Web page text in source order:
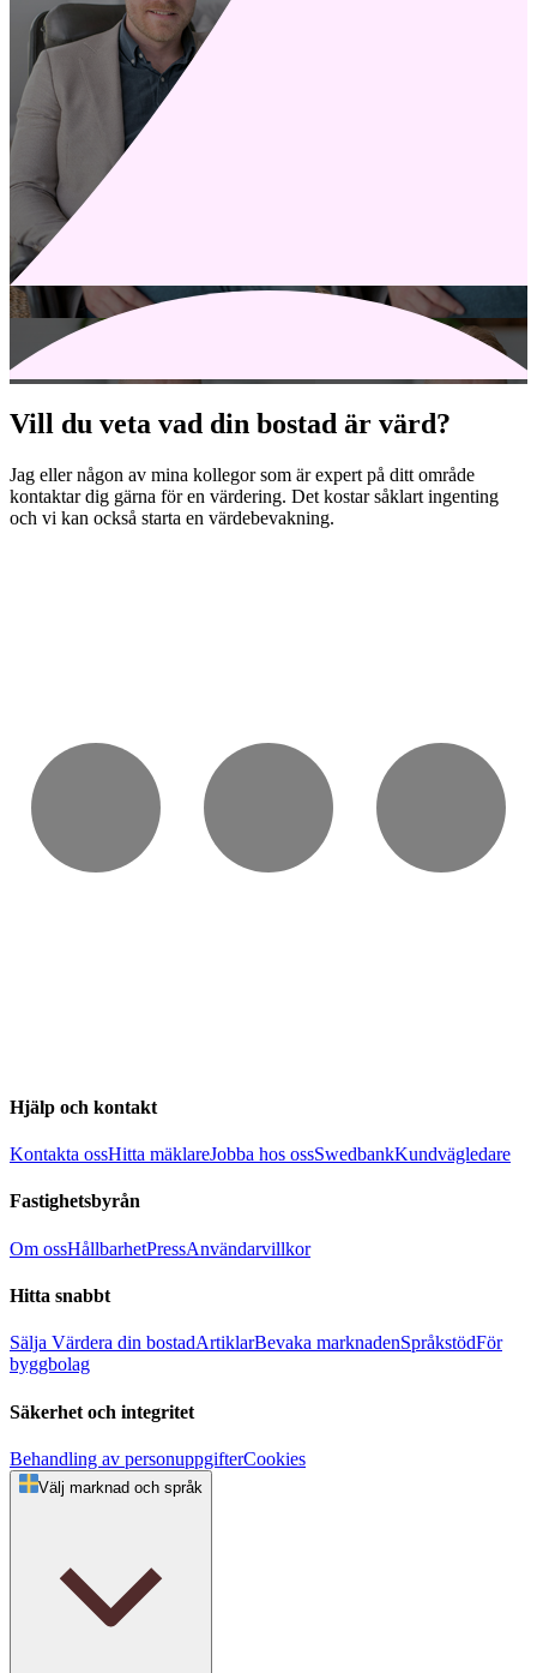
Vill du veta vad din bostad är värd?
Jag eller någon av mina kollegor som är expert på ditt område
kontaktar dig gärna för en värdering. Det kostar såklart ingenting
och vi kan också starta en värdebevakning.
Hjälp och kontakt
Kontakta ossHitta mäklareJobba hos ossSwedbankKundvägledare
Fastighetsbyrån
Om ossHållbarhetPressAnvändarvillkor
Hitta snabbt
Sälja Värdera din bostadArtiklarBevaka marknadenSpråkstödFör
byggbolag
Säkerhet och integritet
Behandling av personuppgifterCookies
Välj marknad och språk